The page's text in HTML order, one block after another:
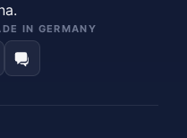
IN GERMANY